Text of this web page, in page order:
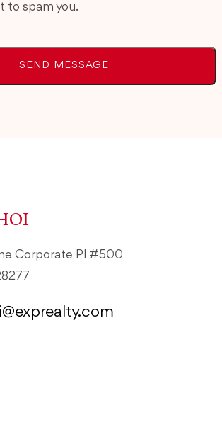
to spam you.
Corporate Pl #500